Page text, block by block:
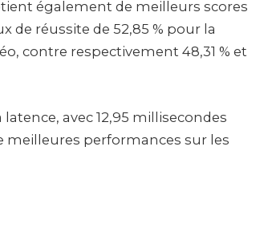
également de meilleurs scores
de réussite de 52,85 % pour la
contre respectivement 48,31 % et
avec 12,95 millisecondes
meilleures performances sur les